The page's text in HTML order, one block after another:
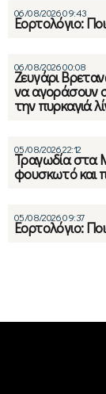
06/08/2026 09:43
Εορτολόγιο:
06/08/2026 00:08
Ζευγάρι
να αγοράσουν
την πυρκαγιά
05/08/2026 22:12
Τραγωδία στα
φουσκωτό και
05/08/2026 09:37
Εορτολόγιο: